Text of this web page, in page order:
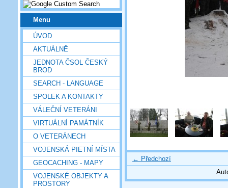
Menu
ÚVOD
AKTUÁLNĚ
JEDNOTA ČSOL ČESKÝ
BROD
SEARCH - LANGUAGE
SPOLEK A KONTAKTY
VÁLEČNÍ VETERÁNI
VIRTUÁLNÍ PAMÁTNÍK
O VETERÁNECH
VOJENSKÁ PIETNÍ MÍSTA
GEOCACHING - MAPY
VOJENSKÉ OBJEKTY A
PROSTORY
← Předchozí